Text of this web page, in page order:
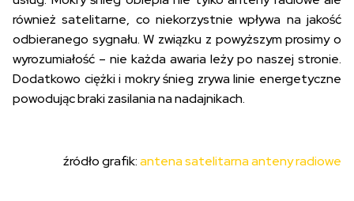
również satelitarne, co niekorzystnie wpływa na jakość
odbieranego sygnału. W związku z powyższym prosimy o
wyrozumiałość – nie każda awaria leży po naszej stronie.
Dodatkowo ciężki i mokry śnieg zrywa linie energetyczne
powodując braki zasilania na nadajnikach.
źródło grafik:antena satelitarnaanteny radiowe